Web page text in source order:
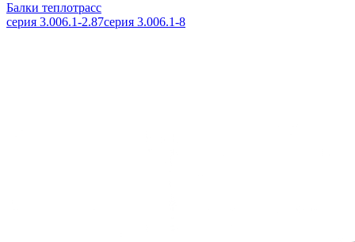
Балки теплотрасс
серия 3.006.1-2.87серия 3.006.1-8